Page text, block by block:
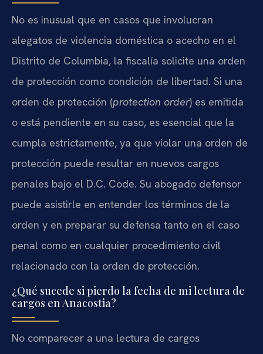
No es inusual que en casos que involucran
alegatos de violencia doméstica o acecho en el
Distrito de Columbia, la fiscalía solicite una orden
de protección como condición de libertad. Si una
orden de protección (protection order) es emitida
o está pendiente en su caso, es esencial que la
cumpla estrictamente, ya que violar una orden de
protección puede resultar en nuevos cargos
penales bajo el D.C. Code. Su abogado defensor
puede asistirle en entender los términos de la
orden y en preparar su defensa tanto en el caso
penal como en cualquier procedimiento civil
relacionado con la orden de protección.
¿Qué sucede si pierdo la fecha de mi lectura de
cargos en Anacostia?
No comparecer a una lectura de cargos